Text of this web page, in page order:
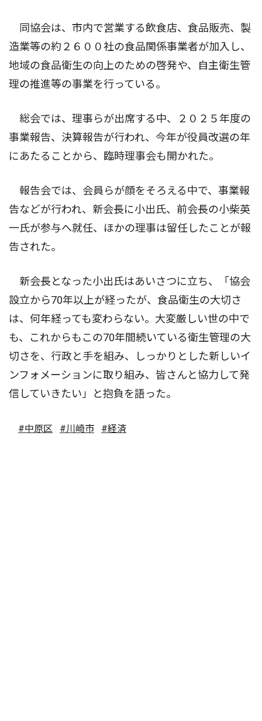
同協会は、市内で営業する飲食店、食品販売、製
造業等の約２６００社の食品関係事業者が加入し、
地域の食品衛生の向上のための啓発や、自主衛生管
理の推進等の事業を行っている。
総会では、理事らが出席する中、２０２５年度の
事業報告、決算報告が行われ、今年が役員改選の年
にあたることから、臨時理事会も開かれた。
報告会では、会員らが顔をそろえる中で、事業報
告などが行われ、新会長に小出氏、前会長の小柴英
一氏が参与へ就任、ほかの理事は留任したことが報
告された。
新会長となった小出氏はあいさつに立ち、「協会
設立から70年以上が経ったが、食品衛生の大切さ
は、何年経っても変わらない。大変厳しい世の中で
も、これからもこの70年間続いている衛生管理の大
切さを、行政と手を組み、しっかりとした新しいイ
ンフォメーションに取り組み、皆さんと協力して発
信していきたい」と抱負を語った。
#中原区 #川崎市 #経済